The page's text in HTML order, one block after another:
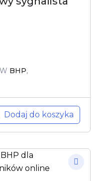
W BHP,
Dodaj do koszyka